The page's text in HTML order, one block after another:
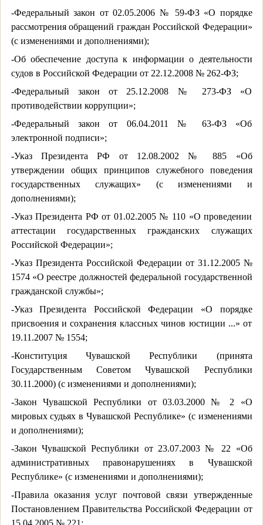
-Федеральный закон от 02.05.2006 № 59-ФЗ «О порядке
рассмотрения обращений граждан Российской Федерации»
(с изменениями и дополнениями);
-Об обеспечение доступа к информации о деятельности
судов в Российской Федерации от 22.12.2008 № 262-ФЗ;
-Федеральный закон от 25.12.2008 № 273-ФЗ «О
противодействии коррупции»;
-Федеральный закон от 06.04.2011 № 63-ФЗ «Об
электронной подписи»;
-Указ Президента РФ от 12.08.2002 № 885 «Об
утверждении общих принципов служебного поведения
государственных служащих» (с изменениями и
дополнениями);
-Указ Президента РФ от 01.02.2005 № 110 «О проведении
аттестации государственных гражданских служащих
Российской Федерации»;
-Указ Президента Российской Федерации от 31.12.2005 №
1574 «О реестре должностей федеральной государственной
гражданской службы»;
-Указ Президента Российской Федерации «О порядке
присвоения и сохранения классных чинов юстиции ...» от
19.11.2007 № 1554;
-Конституция Чувашской Республики (принята
Государственным Советом Чувашской Республики
30.11.2000) (с изменениями и дополнениями);
-Закон Чувашской Республики от 03.03.2000 № 2 «О
мировых судьях в Чувашской Республике» (с изменениями
и дополнениями);
-Закон Чувашской Республики от 23.07.2003 № 22 «Об
административных правонарушениях в Чувашской
Республике» (с изменениями и дополнениями);
-Правила оказания услуг почтовой связи утвержденные
Постановлением Правительства Российской Федерации от
15.04.2005 № 221;